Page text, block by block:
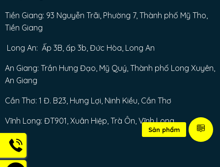
Tiền Giang: 93 Nguyễn Trãi, Phường 7, Thành phố Mỹ Tho,
Tiền Giang
Long An: Ấp 3B, ấp 3b, Đức Hòa, Long An
An Giang: Trần Hưng Đạo, Mỹ Quý, Thành phố Long Xuyên,
An Giang
Cần Thơ: 1 Đ. B23, Hưng Lợi, Ninh Kiều, Cần Thơ
Vĩnh Long: ĐT901, Xuân Hiệp, Trà Ôn, Vĩnh Long
Sản phẩm